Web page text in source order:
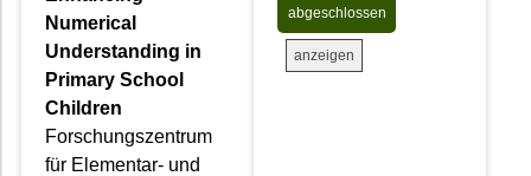
Numerical
Understanding in
Primary School
Children
Forschungszentrum
für Elementar- und
abgeschlossen
anzeigen